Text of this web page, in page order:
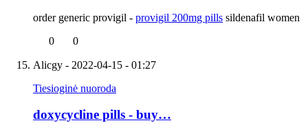
order generic provigil - provigil 200mg pills sildenafil women
0
0
Alicgy - 2022-04-15 - 01:27
Tiesioginė nuoroda
doxycycline pills - buy…